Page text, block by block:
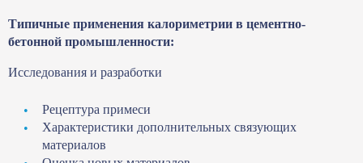
Типичные применения калориметрии в цементно-
бетонной промышленности:
Исследования и разработки
Рецептура примеси
Характеристики дополнительных связующих
материалов